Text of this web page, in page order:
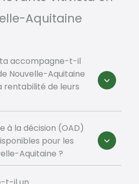
Aquitaine
accompagne-t-il
Nouvelle-Aquitaine
rentabilité de leurs
à la décision (OAD)
pour les
Aquitaine ?